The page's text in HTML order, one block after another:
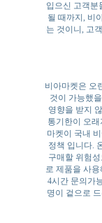
입으신 고객분
될 때까지, 비
는 것이니, 고
비아마켓은 오
것이 가능했
영향을 받지
통기한이 오
마켓이 국내
정책 입니다.
구매할 위험
로 제품을 사
4시간 문의가
명이 겉으로